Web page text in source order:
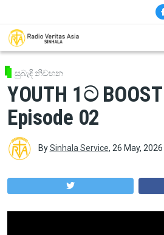
සුබැඳි නිවහන
YOUTH 1ට
Episode 02
BySinhala Service, 26 May, 2026